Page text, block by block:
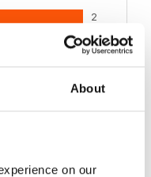
About
on our
2
2
1
0